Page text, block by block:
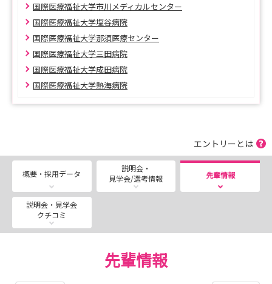
国際医療福祉大学市川メディカルセンター
国際医療福祉大学塩谷病院
国際医療福祉大学那須医療センター
国際医療福祉大学三田病院
国際医療福祉大学成田病院
国際医療福祉大学熱海病院
エントリーとは
概要・採用データ
説明会・
見学会/選考情報
先輩情報
説明会・見学会
クチコミ
先輩情報